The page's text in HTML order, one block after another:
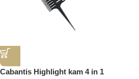
Cabantis Highlight kam 4 in 1